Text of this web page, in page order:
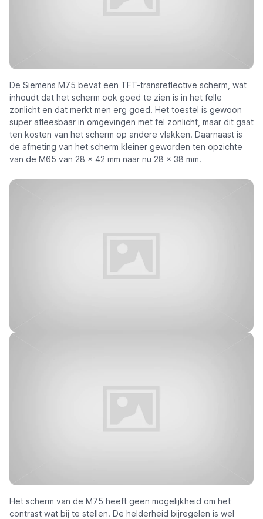
De Siemens M75 bevat een TFT-transreflective scherm, wat
inhoudt dat het scherm ook goed te zien is in het felle
zonlicht en dat merkt men erg goed. Het toestel is gewoon
super afleesbaar in omgevingen met fel zonlicht, maar dit gaat
ten kosten van het scherm op andere vlakken. Daarnaast is
de afmeting van het scherm kleiner geworden ten opzichte
van de M65 van 28 x 42 mm naar nu 28 x 38 mm.
Het scherm van de M75 heeft geen mogelijkheid om het
contrast wat bij te stellen. De helderheid bijregelen is wel